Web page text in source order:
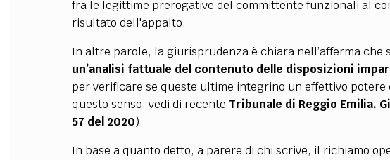
fra le legittime prerogative del committente funzionali al
risultato dell'appalto.
In altre parole, la giurisprudenza è chiara nell’afferma che
un’analisi fattuale del contenuto delle disposizioni
per verificare se queste ultime integrino un effettivo
questo senso, vedi di recente Tribunale di Reggio Emilia,
57 del 2020).
In base a quanto detto, a parere di chi scrive, il richiamo